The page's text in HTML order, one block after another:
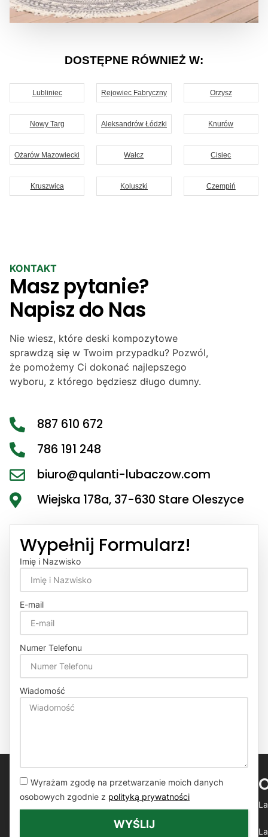
DOSTĘPNE RÓWNIEŻ W:
Lubliniec Rejowiec Fabryczny Orzysz
Nowy Targ Aleksandrów Łódzki Knurów
Ożarów Mazowiecki Wałcz Cisiec
Kruszwica Koluszki Czempiń
KONTAKT
Masz pytanie?
Napisz do Nas
Nie wiesz, które deski kompozytowe
sprawdzą się w Twoim przypadku? Pozwól,
że pomożemy Ci dokonać najlepszego
wyboru, z którego będziesz długo dumny.
887 610 672
786 191 248
biuro@qulanti-lubaczow.com
Wiejska 178a, 37-630 Stare Oleszyce
Wypełnij Formularz!
Imię i Nazwisko
E-mail
Numer Telefonu
Wiadomość
Wyrażam zgodę na przetwarzanie moich danych
osobowych zgodnie z polityką prywatności
WYŚLIJ